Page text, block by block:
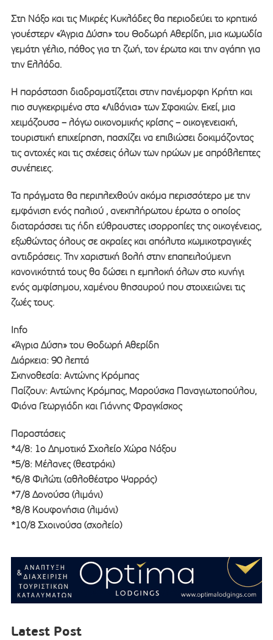
Στη Νάξο και τις Μικρές Κυκλάδες θα περιοδεύει το κρητικό
γουέστερν «Άγρια Δύση» του Θοδωρή Αθερίδη, μια κωμωδία
γεμάτη γέλιο, πάθος για τη ζωή, τον έρωτα και την αγάπη για
την Ελλάδα.
Η παράσταση διαδραματίζεται στην πανέμορφη Κρήτη και
πιο συγκεκριμένα στα «Λιβάνια» των Σφακιών. Εκεί, μια
χειμάζουσα – λόγω οικονομικής κρίσης – οικογενειακή,
τουριστική επιχείρηση, πασχίζει να επιβιώσει δοκιμάζοντας
τις αντοχές και τις σχέσεις όλων των ηρώων με απρόβλεπτες
συνέπειες.
Τα πράγματα θα περιπλεχθούν ακόμα περισσότερο με την
εμφάνιση ενός παλιού , ανεκπλήρωτου έρωτα ο οποίος
διαταράσσει τις ήδη εύθραυστες ισορροπίες της οικογένειας,
εξωθώντας όλους σε ακραίες και απόλυτα κωμικοτραγικές
αντιδράσεις. Την χαριστική βολή στην επαπειλούμενη
κανονικότητά τους θα δώσει η εμπλοκή όλων στο κυνήγι
ενός αμφίσημου, χαμένου θησαυρού που στοιχειώνει τις
ζωές τους.
Info
«Άγρια Δύση» του Θοδωρή Αθερίδη
Διάρκεια: 90 λεπτά
Σκηνοθεσία: Αντώνης Κρόμπας
Παίζουν: Αντώνης Κρόμπας, Μαρούσκα Παναγιωτοπούλου,
Φιόνα Γεωργιάδη και Γιάννης Φραγκίσκος
Παραστάσεις
*4/8: 1ο Δημοτικό Σχολείο Χώρα Νάξου
*5/8: Μέλανες (θεατράκι)
*6/8 Φιλώτι (αθλοθέατρο Ψαρράς)
*7/8 Δονούσα (λιμάνι)
*8/8 Κουφονήσια (λιμάνι)
*10/8 Σχοινούσα (σχολείο)
Latest Post